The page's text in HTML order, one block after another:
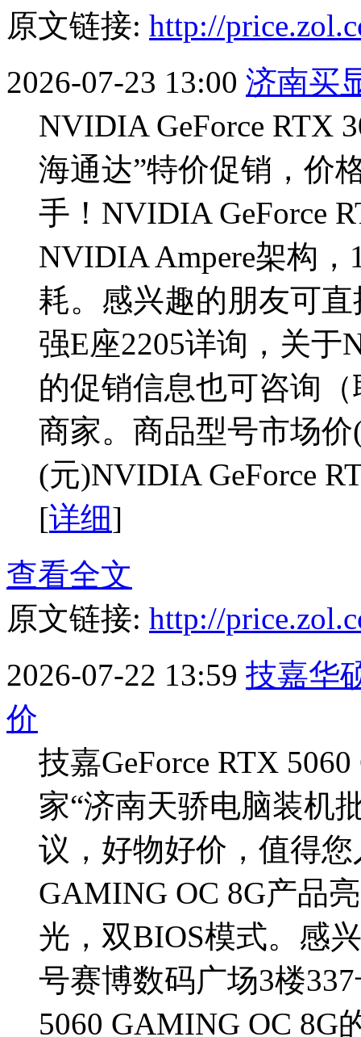
原文链接: http://
2026-07-23 13:00 济南买
NVIDIA GeForce RTX
海通达”特价促销，价
手！NVIDIA GeForce
NVIDIA Ampere架构
耗。感兴趣的朋友可
强E座2205详询，关于
的促销信息也可咨询（
商家。商品型号市场
(元)NVIDIA GeForce
[详细]
查看全文
原文链接: http://
2026-07-22 13:59 技嘉华
价
技嘉GeForce RTX
家“济南天骄电脑装机
议，好物好价，值得您
GAMING OC 8G产品
光，双BIOS模式。感
号赛博数码广场3楼
5060 GAMING OC 8G